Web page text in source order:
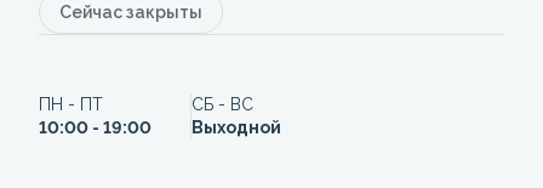
Сейчас закрыты
ПН - ПТ
10:00 - 19:00
СБ - ВС
Выходной